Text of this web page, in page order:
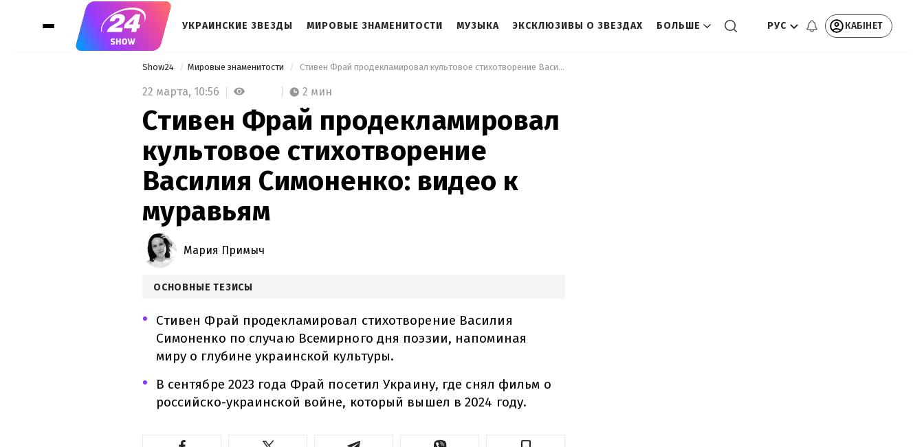
УКРАИНСКИЕ ЗВЕЗДЫ МИРОВЫЕ ЗНАМЕНИТОСТИ МУЗЫКА ЭКСКЛЮЗИВЫ О ЗВЕЗДАХ БОЛЬШЕ РУС КАБІНЕТ
Show24 Мировые знаменитости Стивен Фрай продекламировал культовое стихотворение Василия Симоненко: видео к муравьям
22 марта, 10:56 2 мин
Стивен Фрай продекламировал
культовое стихотворение
Василия Симоненко: видео к
муравьям
Мария Примыч
ОСНОВНЫЕ ТЕЗИСЫ
Стивен Фрай продекламировал стихотворение Василия
Симоненко по случаю Всемирного дня поэзии, напоминая
миру о глубине украинской культуры.
В сентябре 2023 года Фрай посетил Украину, где снял фильм о
российско-украинской войне, который вышел в 2024 году.